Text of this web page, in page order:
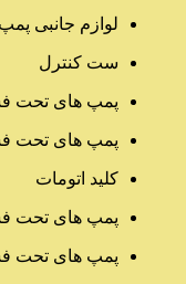
لوازم جانبی
ست کنترل
پمپ های تحت
پمپ های تحت
کلید اتومات
پمپ های تحت
پمپ های تحت